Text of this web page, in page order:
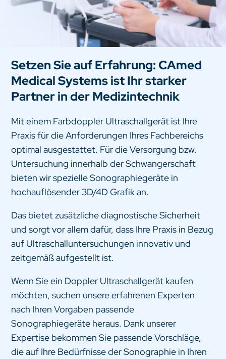
Setzen Sie auf Erfahrung: CAmed
Medical Systems ist Ihr starker
Partner in der Medizintechnik
Mit einem Farbdoppler Ultraschallgerät ist Ihre
Praxis für die Anforderungen Ihres Fachbereichs
optimal ausgestattet. Für die Versorgung bzw.
Untersuchung innerhalb der Schwangerschaft
bieten wir spezielle Sonographiegeräte in
hochauflösender 3D/4D Grafik an.
Das bietet zusätzliche diagnostische Sicherheit
und sorgt vor allem dafür, dass Ihre Praxis in Bezug
auf Ultraschalluntersuchungen innovativ und
zeitgemäß aufgestellt ist.
Wenn Sie ein Doppler Ultraschallgerät kaufen
möchten, suchen unsere erfahrenen Experten
nach Ihren Vorgaben passende
Sonographiegeräte heraus. Dank unserer
Expertise bekommen Sie passende Vorschläge,
die auf Ihre Bedürfnisse der Sonographie in Ihren